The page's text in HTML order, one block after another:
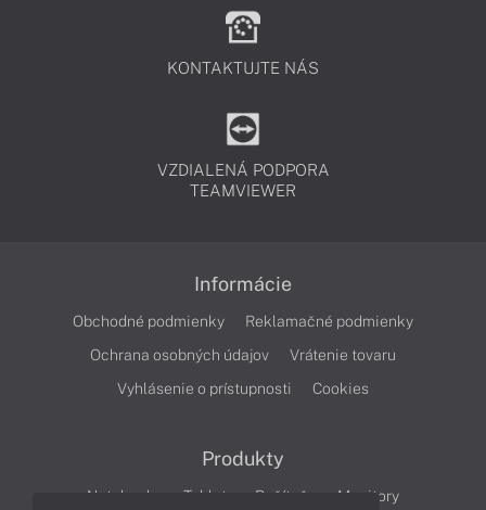
KONTAKTUJTE NÁS
VZDIALENÁ PODPORA
TEAMVIEWER
Informácie
Obchodné podmienky
Reklamačné podmienky
Ochrana osobných údajov
Vrátenie tovaru
Vyhlásenie o prístupnosti
Cookies
Produkty
Notebooky Tablety Počítače Monitory